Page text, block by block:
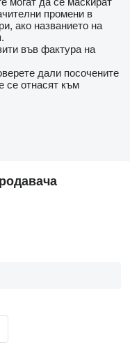
промени в
ако названието на
във фактура на
дали посочените
се отнасят към